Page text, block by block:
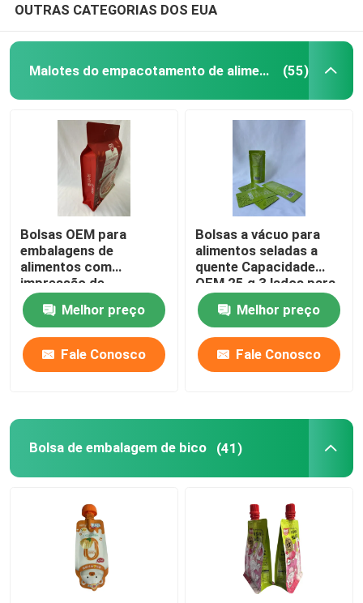
OUTRAS CATEGORIAS DOS EUA
Malotes do empacotamento de alimento (55)
Bolsas OEM para
embalagens de
alimentos com
impressão de
rotogravura de fundo
plano Bolsa para
embalagem de
castanha de caju
Melhor preço
Fale Conosco
Bolsas a vácuo para
alimentos seladas a
quente Capacidade
OEM 25 g 3 lados para
cima
Melhor preço
Fale Conosco
Bolsa de embalagem de bico (41)